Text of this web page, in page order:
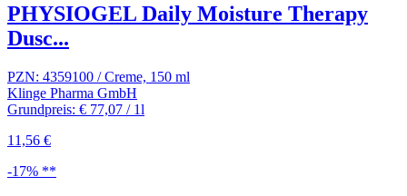
PHYSIOGEL Daily Moisture Therapy
Dusc...
PZN: 4359100 / Creme, 150 ml
Klinge Pharma GmbH
Grundpreis: € 77,07 / 1l
11,56 €
-17% **